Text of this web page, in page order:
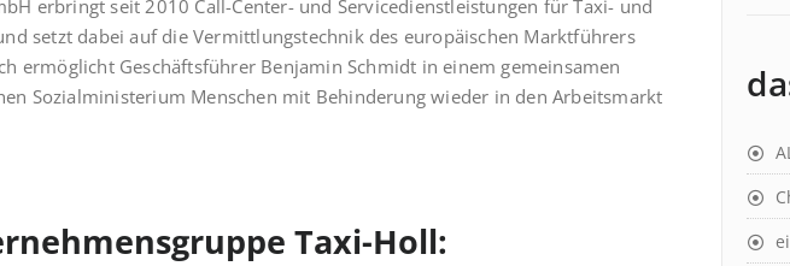
erbringt seit 2010 Call-Center- und Servicedienstleistungen für Taxi- und
setzt dabei auf die Vermittlungstechnik des europäischen Marktführers
ermöglicht Geschäftsführer Benjamin Schmidt in einem gemeinsamen
Sozialministerium Menschen mit Behinderung wieder in den Arbeitsmarkt
Taxi-Holl: